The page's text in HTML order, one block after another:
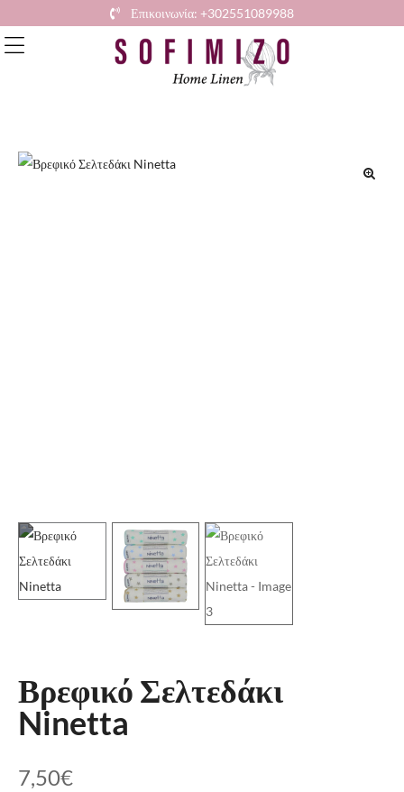
Επικοινωνία: +302551089988
Βρεφικό Σελτεδάκι
Ninetta
7,50€